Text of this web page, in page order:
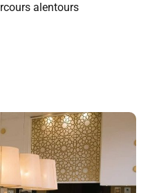
alentours